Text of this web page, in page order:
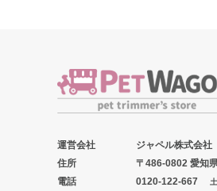
運営会社
ジャペル株式会社
住所
〒486-0802 愛知
電話
0120-122-667